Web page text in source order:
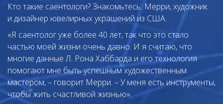
Кто такие саентологи? Знакомьтесь: Мерри, художник
и дизайнер ювелирных украшений из США.
«Я саентолог уже более 40 лет, так что это стало
частью моей жизни очень давно. И я считаю, что
многие данные Л. Рона Хаббарда и его технология
помогают мне быть успешным художественным
мастером, – говорит Мерри. – У меня есть инструменты,
чтобы жить счастливой жизнью».